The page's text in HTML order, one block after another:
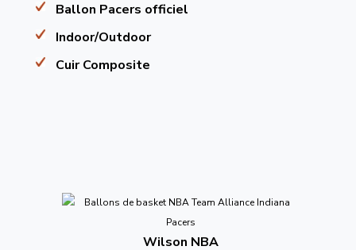
Ballon Pacers officiel
Indoor/Outdoor
Cuir Composite
Wilson NBA